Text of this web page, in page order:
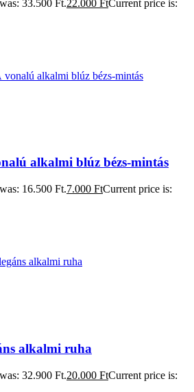
33.500 Ft.22.000 FtCurrent price is:
alkalmi blúz bézs-mintás
16.500 Ft.7.000 FtCurrent price is:
alkalmi ruha
32.900 Ft.20.000 FtCurrent price is: